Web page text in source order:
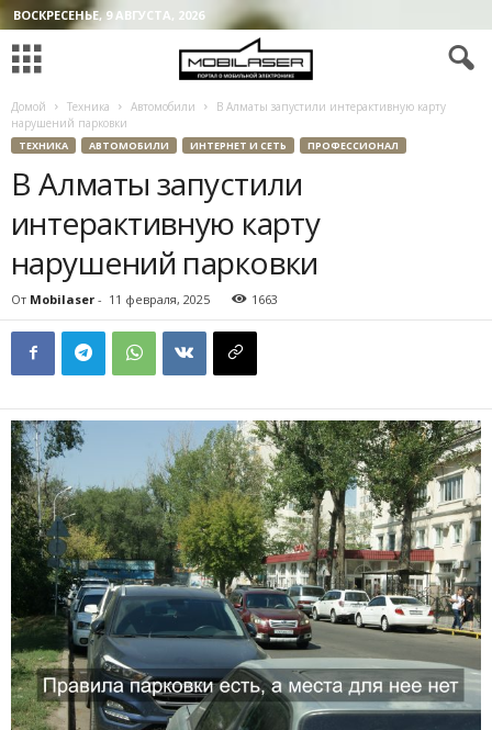
ВОСКРЕСЕНЬЕ, 9 АВГУСТА, 2026
Домой Техника Автомобили
В Алматы запустили интерактивную карту
нарушений парковки
ТЕХНИКА АВТОМОБИЛИ ИНТЕРНЕТ И СЕТЬ ПРОФЕССИОНАЛ
В Алматы запустили
интерактивную карту
нарушений парковки
От Mobilaser - 11 февраля, 2025 1663